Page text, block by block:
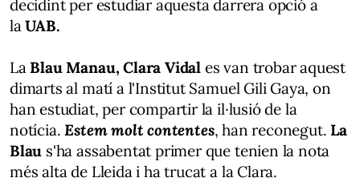
decidint per estudiar aquesta darrera opció a
laUAB.
La Blau Manau, Clara Vidal es van trobar aquest
dimarts al matí a l'Institut Samuel Gili Gaya, on
han estudiat, per compartir la il·lusió de la
notícia. Estem molt contentes, han reconegut. La
Blau s'ha assabentat primer que tenien la nota
més alta de Lleida i ha trucat a la Clara.